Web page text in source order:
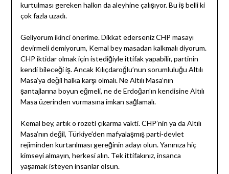
kurtulması gereken halkın da aleyhine çalışıyor. Bu iş belli ki
çok fazla uzadı.
Geliyorum ikinci önerime. Dikkat ederseniz CHP masayı
devirmeli demiyorum, Kemal bey masadan kalkmalı diyorum.
CHP iktidar olmak için istediğiyle ittifak yapabilir, partinin
kendi bileceği iş. Ancak Kılıçdaroğlu’nun sorumluluğu Altılı
Masa’ya değil halka karşı olmalı. Ne Altılı Masa’nın
şantajlarına boyun eğmeli, ne de Erdoğan’ın kendisine Altılı
Masa üzerinden vurmasına imkan sağlamalı.
Kemal bey, artık o rozeti çıkarma vakti. CHP’nin ya da Altılı
Masa’nın değil, Türkiye’den mafyalaşmış parti-devlet
rejiminden kurtarılması gereğinin adayı olun. Yanınıza hiç
kimseyi almayın, herkesi alın. Tek ittifakınız, insanca
yaşamak isteyen insanlar olsun.